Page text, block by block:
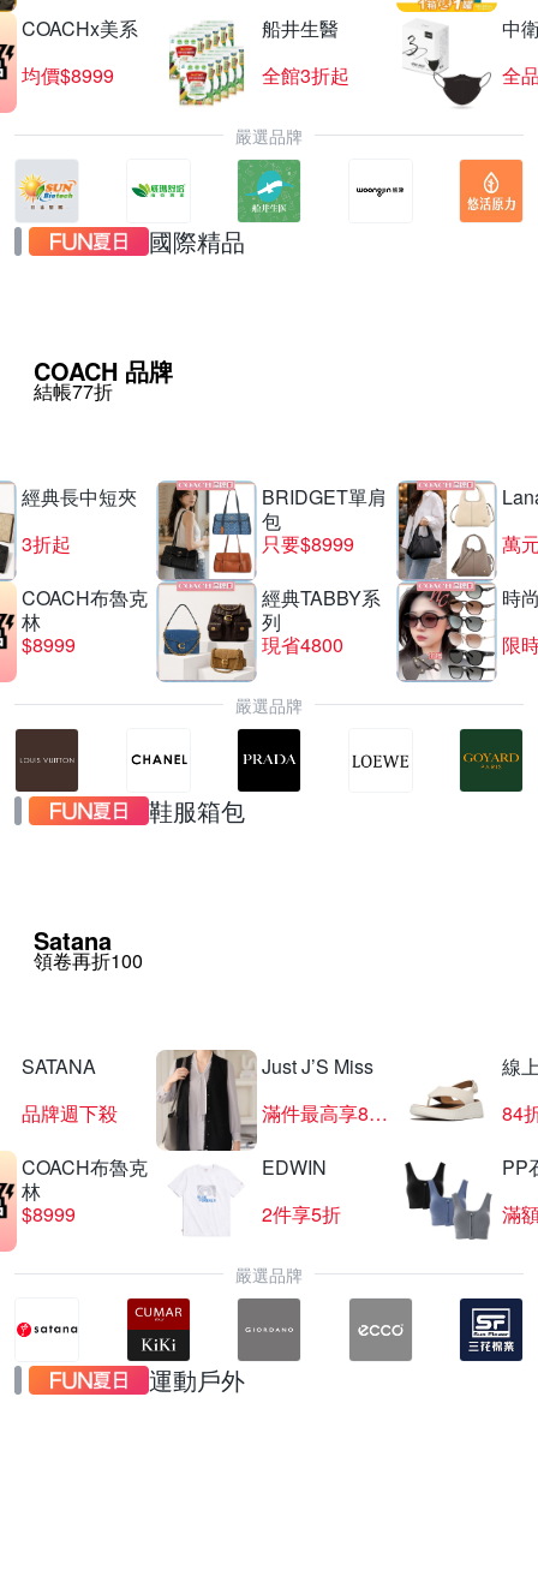
COACHx美系
均價$8999
船井生醫
全館3折起
中
全
嚴選品牌
國際精品
COACH 品牌
結帳77折
經典長中短夾
3折起
BRIDGET單肩
包
只要$8999
萬
COACH布魯克
林
$8999
經典TABBY系
列
現省4800
時
限
嚴選品牌
鞋服箱包
Satana
領卷再折100
SATANA
品牌週下殺
Just J’S Miss
滿件最高享85折
線
84
COACH布魯克
林
$8999
EDWIN
2件享5折
PP
滿
嚴選品牌
運動戶外